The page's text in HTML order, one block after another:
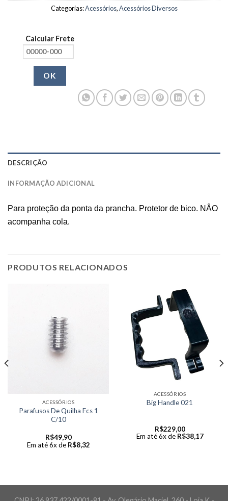
Categorias:Acessórios,Acessórios Diversos
Calcular Frete
OK
DESCRIÇÃO
INFORMAÇÃO ADICIONAL
Para proteção da ponta da prancha. Protetor de bico. NÂO
acompanha cola.
PRODUTOS RELACIONADOS
ACESSÓRIOS
Parafusos De Quilha Fcs 1
C/10
R$49,90
Em até 6x de R$8,32
ACESSÓRIOS
Big Handle 021
R$229,00
Em até 6x de R$38,17